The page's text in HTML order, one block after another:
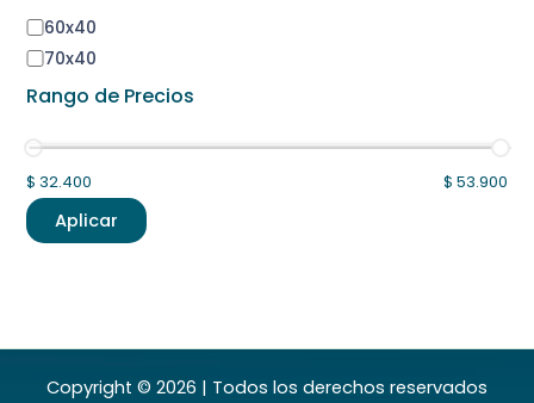
60x40
70x40
Rango de Precios
$ 32.400 $ 53.900
Aplicar
Copyright © 2026 | Todos los derechos reservados